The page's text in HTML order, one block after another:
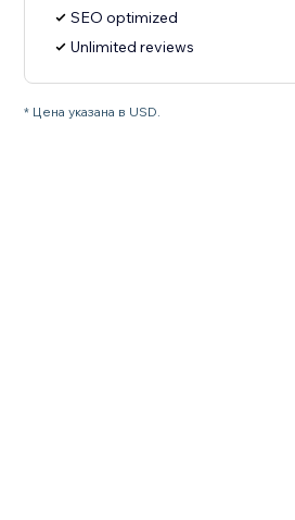
SEO optimized
Unlimited reviews
* Цена указана в USD.